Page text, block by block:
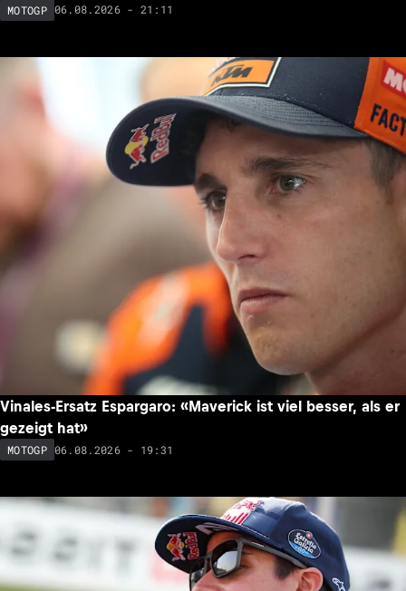
MOTOGP 06.08.2026 - 21:11
Vinales-Ersatz Espargaro: «Maverick ist viel besser, als er
gezeigt hat»
MOTOGP 06.08.2026 - 19:31